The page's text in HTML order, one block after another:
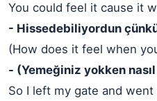
You could feel it cause it
- Hissedebiliyordun
(How does it feel when
- (Yemeğiniz yokken
So I left my gate and